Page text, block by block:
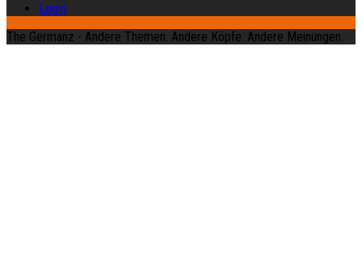
Login
The Germanz - Andere Themen. Andere Köpfe. Andere Meinungen.